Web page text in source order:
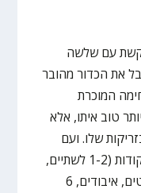
עם שלשה
את הכדור מהובר
המוכרת
טוב איתו, אלא
שלו. ועם
זאת, זה נגמר בניצחון. סיים עם 5 נקודות (1-2 לשתיים,
1-5 לשלוש), 6 ריבאונדים, 2 אסיסטים, איבודים, 6